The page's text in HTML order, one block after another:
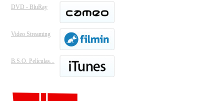
DVD - BluRay
Video Streaming
B.S.O. Películas...